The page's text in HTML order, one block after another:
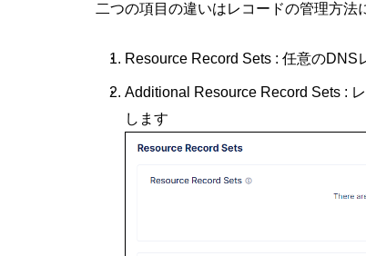
二つの項目の違いはレコードの管理方法
Resource Record Sets : 任意のDNS
Additional Resource Record Sets :
します